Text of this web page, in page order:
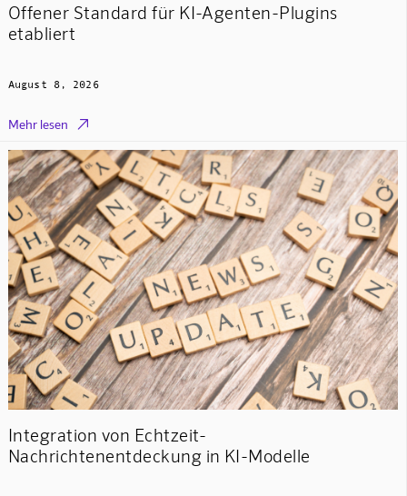
Offener Standard für KI-Agenten-Plugins
etabliert
August 8, 2026
Mehr lesen 
Integration von Echtzeit-
Nachrichtenentdeckung in KI-Modelle